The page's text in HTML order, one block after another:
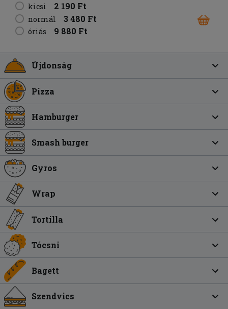
kicsi
2 190 Ft
normál 3 480 Ft
óriás 9 880 Ft
Újdonság
Pizza
Hamburger
Smash burger
Gyros
Wrap
Tortilla
Tócsni
Bagett
Szendvics